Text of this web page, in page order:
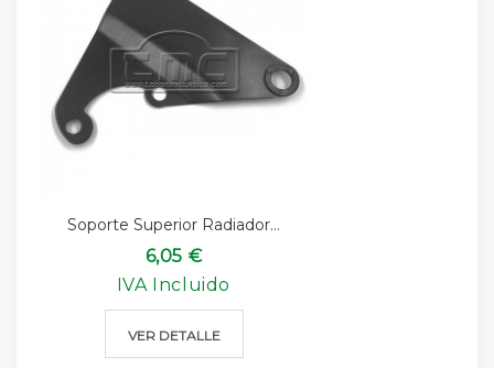
Soporte Superior Radiador...
6,05 €
IVA Incluido
VER DETALLE